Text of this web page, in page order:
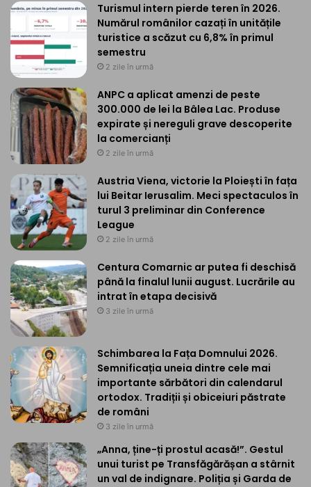
Turismul intern pierde teren în 2026.
Numărul românilor cazați în unitățile
turistice a scăzut cu 6,8% în primul
semestru
2 zile în urmă
ANPC a aplicat amenzi de peste
300.000 de lei la Bâlea Lac. Produse
expirate și nereguli grave descoperite
la comercianți
2 zile în urmă
Austria Viena, victorie la Ploiești în fața
lui Beitar Ierusalim. Meci spectaculos în
turul 3 preliminar din Conference
League
2 zile în urmă
Centura Comarnic ar putea fi deschisă
până la finalul lunii august. Lucrările au
intrat în etapa decisivă
3 zile în urmă
Schimbarea la Fața Domnului 2026.
Semnificația uneia dintre cele mai
importante sărbători din calendarul
ortodox. Tradiții și obiceiuri păstrate
de români
3 zile în urmă
„Anna, ține-ți prostul acasă!”. Gestul
unui turist pe Transfăgărășan a stârnit
un val de indignare. Poliția și Garda de